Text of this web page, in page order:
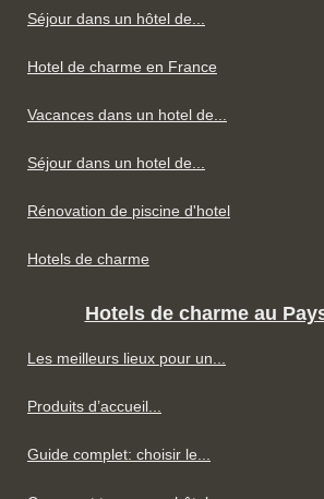
Séjour dans un hôtel de...
Hotel de charme en France
Vacances dans un hotel de...
Séjour dans un hotel de...
Rénovation de piscine d'hotel
Hotels de charme
Hotels de charme au
Les meilleurs lieux pour un...
Produits d’accueil...
Guide complet: choisir le...